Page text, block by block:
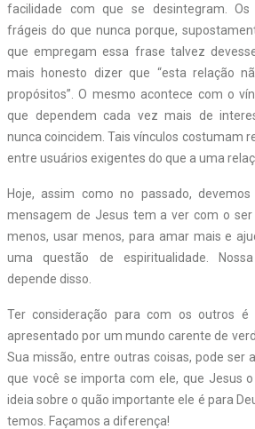
facilidade com que se desintegram.
frágeis do que nunca porque,
que empregam essa frase talvez
mais honesto dizer que “esta relação
propósitos”. O mesmo acontece com o
que dependem cada vez mais de
nunca coincidem. Tais vínculos costumam
entre usuários exigentes do que a uma
Hoje, assim como no passado,
mensagem de Jesus tem a ver com o
menos, usar menos, para amar mais e
uma questão de espiritualidade.
depende disso.
Ter consideração para com os outros
apresentado por um mundo carente de
Sua missão, entre outras coisas, pode ser
que você se importa com ele, que Jesus
ideia sobre o quão importante ele é para
temos. Façamos a diferença!